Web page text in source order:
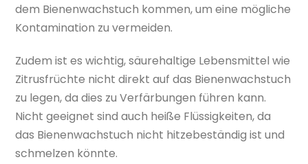
dem Bienenwachstuch kommen, um eine mögliche
Kontamination zu vermeiden.
Zudem ist es wichtig, säurehaltige Lebensmittel wie
Zitrusfrüchte nicht direkt auf das Bienenwachstuch
zu legen, da dies zu Verfärbungen führen kann.
Nicht geeignet sind auch heiße Flüssigkeiten, da
das Bienenwachstuch nicht hitzebeständig ist und
schmelzen könnte.